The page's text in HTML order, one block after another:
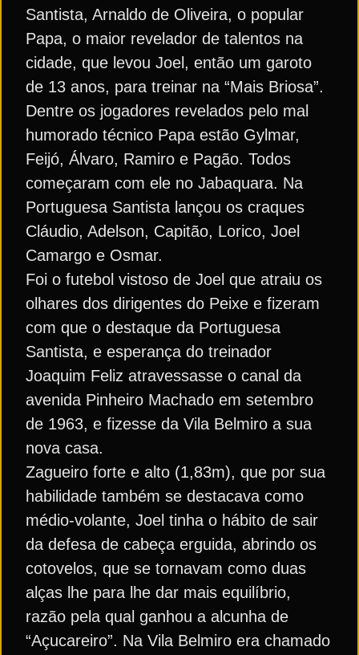
Santista, Arnaldo de Oliveira, o popular
Papa, o maior revelador de talentos na
cidade, que levou Joel, então um garoto
de 13 anos, para treinar na “Mais Briosa”.
Dentre os jogadores revelados pelo mal
humorado técnico Papa estão Gylmar,
Feijó, Álvaro, Ramiro e Pagão. Todos
começaram com ele no Jabaquara. Na
Portuguesa Santista lançou os craques
Cláudio, Adelson, Capitão, Lorico, Joel
Camargo e Osmar.
Foi o futebol vistoso de Joel que atraiu os
olhares dos dirigentes do Peixe e fizeram
com que o destaque da Portuguesa
Santista, e esperança do treinador
Joaquim Feliz atravessasse o canal da
avenida Pinheiro Machado em setembro
de 1963, e fizesse da Vila Belmiro a sua
nova casa.
Zagueiro forte e alto (1,83m), que por sua
habilidade também se destacava como
médio-volante, Joel tinha o hábito de sair
da defesa de cabeça erguida, abrindo os
cotovelos, que se tornavam como duas
alças lhe para lhe dar mais equilíbrio,
razão pela qual ganhou a alcunha de
“Açucareiro”. Na Vila Belmiro era chamado